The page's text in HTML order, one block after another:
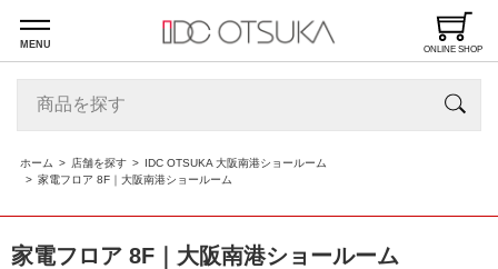
MENU ONLINE SHOP
ホーム 店舗を探す
IDC OTSUKA 大阪南港ショールーム
家電フロア 8F｜大阪南港ショールーム
家電フロア 8F｜大阪南港ショールーム